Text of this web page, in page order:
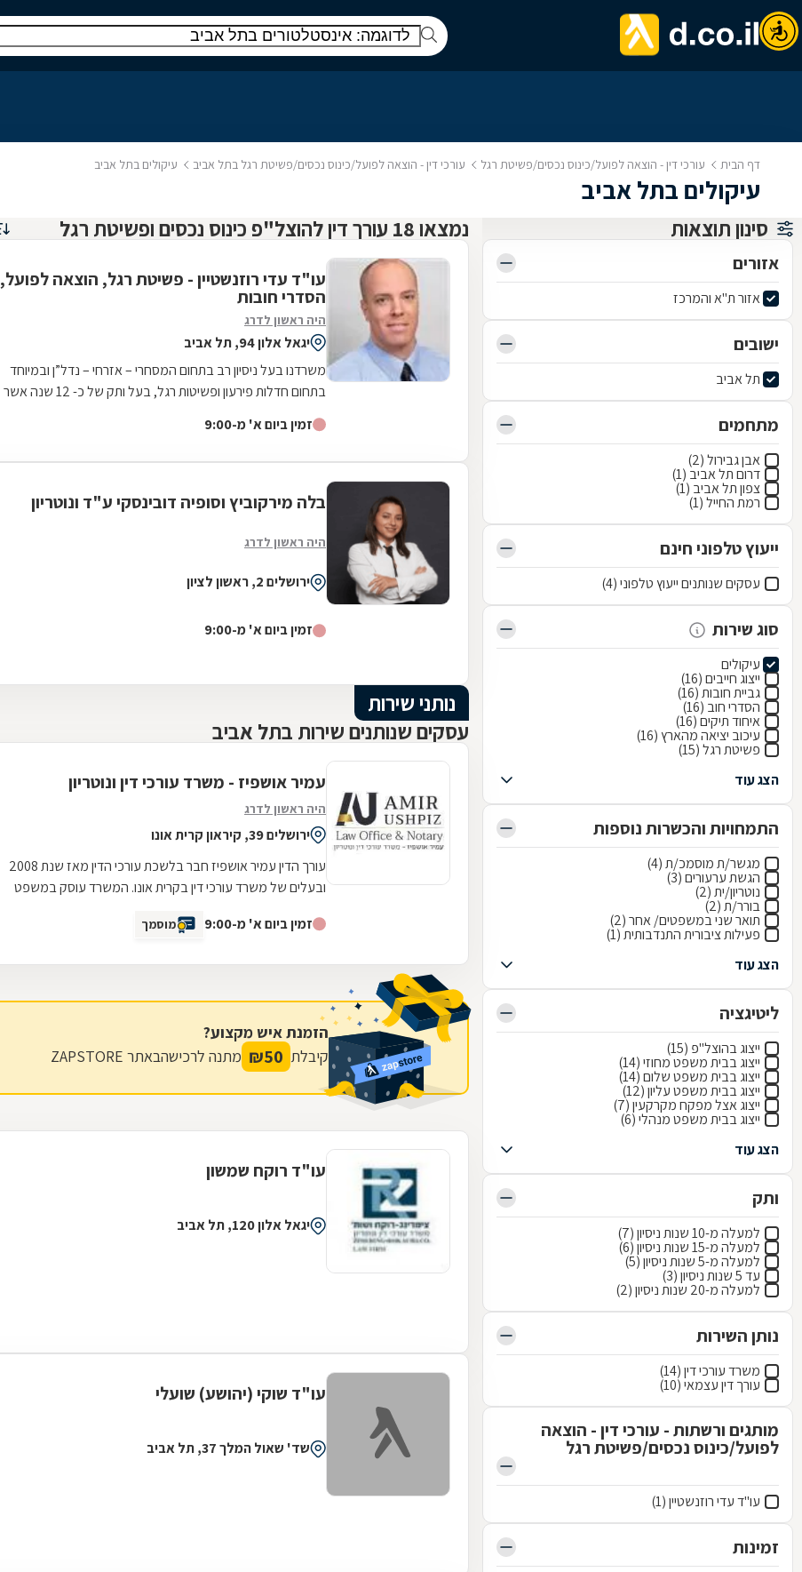
דף הבית עורכי דין - הוצאה לפועל/כינוס נכסים/פשיטת רגל עורכי דין - הוצאה לפועל/כינוס נכסים/פשיטת רגל בתל אביב עיקולים בתל אביב
עיקולים בתל אביב
סינון תוצאות
אזורים
אזור ת"א והמרכז
ישובים
תל אביב
מתחמים
אבן גבירול (2)
דרום תל אביב (1)
צפון תל אביב (1)
רמת החייל (1)
ייעוץ טלפוני חינם
עסקים שנותנים ייעוץ טלפוני (4)
סוג שירות
עיקולים
ייצוג חייבים (16)
גביית חובות (16)
הסדרי חוב (16)
איחוד תיקים (16)
עיכוב יציאה מהארץ (16)
פשיטת רגל (15)
הצג עוד
התמחויות והכשרות נוספות
מגשר/ת מוסמכ/ת (4)
הגשת ערעורים (3)
נוטריון/ית (2)
בורר/ת (2)
תואר שני במשפטים/ אחר (2)
פעילות ציבורית התנדבותית (1)
הצג עוד
ליטיגציה
ייצוג בהוצל"פ (15)
ייצוג בבית משפט מחוזי (14)
ייצוג בבית משפט שלום (14)
ייצוג בבית משפט עליון (12)
ייצוג אצל מפקח מקרקעין (7)
ייצוג בבית משפט מנהלי (6)
הצג עוד
ותק
למעלה מ-10 שנות ניסיון (7)
למעלה מ-15 שנות ניסיון (6)
למעלה מ-5 שנות ניסיון (5)
עד 5 שנות ניסיון (3)
למעלה מ-20 שנות ניסיון (2)
נותן השירות
משרד עורכי דין (14)
עורך דין עצמאי (10)
מותגים ורשתות - עורכי דין - הוצאה
לפועל/כינוס נכסים/פשיטת רגל
עו"ד עדי רוזנשטיין (1)
זמינות
נמצאו 18 עורך דין להוצל"פ כינוס נכסים ופשיטת רגל
עו"ד עדי רוזנשטיין - פשיטת רגל, הוצאה לפועל,
הסדרי חובות
היה ראשון לדרג
יגאל אלון 94, תל אביב
משרדנו בעל ניסיון רב בתחום המסחרי – אזרחי – נדל”ן ובמיוחד
בתחום חדלות פירעון ופשיטות רגל, בעל ותק של כ- 12 שנה אשר
זמין ביום א' מ-9:00
בלה מירקוביץ וסופיה דובינסקי ע"ד ונוטריון
היה ראשון לדרג
ירושלים 2, ראשון לציון
זמין ביום א' מ-9:00
נותני שירות
עסקים שנותנים שירות בתל אביב
עמיר אושפיז - משרד עורכי דין ונוטריון
היה ראשון לדרג
ירושלים 39, קיראון קרית אונו
עורך הדין עמיר אושפיז חבר בלשכת עורכי הדין מאז שנת 2008
ובעלים של משרד עורכי דין בקרית אונו. המשרד עוסק במשפט
זמין ביום א' מ-9:00 מוסמך
הזמנת איש מקצוע?
קיבלת 50
₪ מתנה לרכישהבאתר ZAPSTORE
עו"ד רוקח שמשון
יגאל אלון 120, תל אביב
עו"ד שוקי (יהושע) שועלי
שד' שאול המלך 37, תל אביב